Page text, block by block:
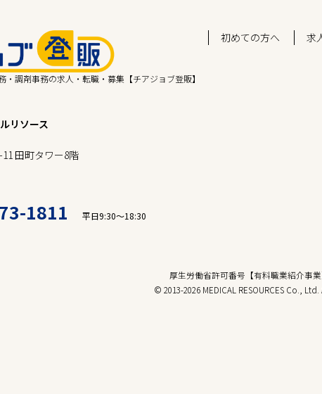
・調剤事務の求人・転職・募集【チアジョブ登販】
初めての方へ 求
リソース
田町タワー8階
1811 平日9:30〜18:30
厚生労働省許可番号【有料職業紹介事業
© 2013-2026 MEDICAL RESOURCES Co., Ltd.